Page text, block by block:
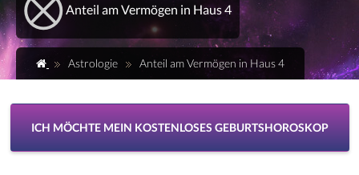
Anteil am Vermögen in Haus 4
Astrologie Anteil am Vermögen in Haus 4
ICH MÖCHTE MEIN KOSTENLOSES GEBURTSHOROSKOP